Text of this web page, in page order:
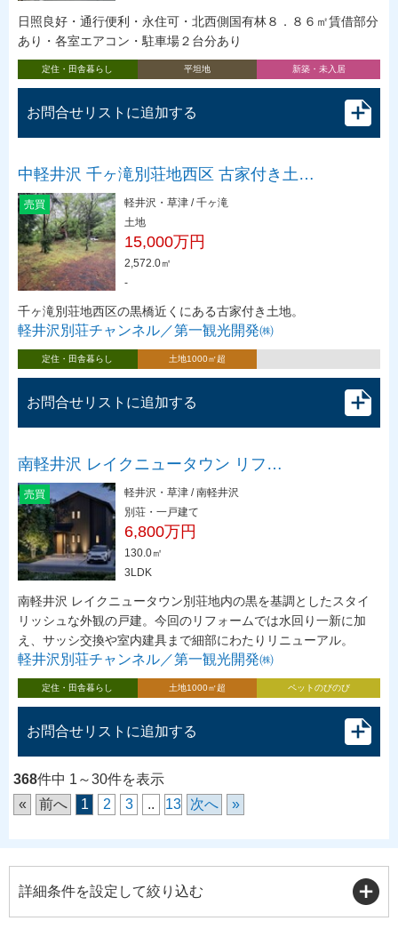
日照良好・通行便利・永住可・北西側国有林８．８６㎡賃借部分
あり・各室エアコン・駐車場２台分あり
定住・田舎暮らし 平坦地 新築・未入居
お問合せリストに追加する
中軽井沢 千ヶ滝別荘地西区 古家付き土…
売買
軽井沢・草津 / 千ヶ滝
土地
15,000万円
2,572.0㎡
-
千ヶ滝別荘地西区の黒橋近くにある古家付き土地。
軽井沢別荘チャンネル／第一観光開発㈱
定住・田舎暮らし 土地1000㎡超
お問合せリストに追加する
南軽井沢 レイクニュータウン リフ…
売買
軽井沢・草津 / 南軽井沢
別荘・一戸建て
6,800万円
130.0㎡
3LDK
南軽井沢 レイクニュータウン別荘地内の黒を基調としたスタイ
リッシュな外観の戸建。今回のリフォームでは水回り一新に加
え、サッシ交換や室内建具まで細部にわたりリニューアル。
軽井沢別荘チャンネル／第一観光開発㈱
定住・田舎暮らし 土地1000㎡超 ペットのびのび
お問合せリストに追加する
368件中 1～30件を表示
«
前へ 1 2 3 .. 13 次へ »
詳細条件を設定して絞り込む